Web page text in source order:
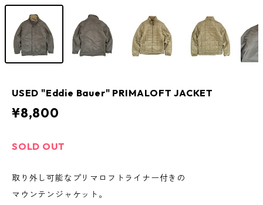
USED "Eddie Bauer" PRIMALOFT JACKET
¥8,800
SOLD OUT
取り外し可能なプリマロフトライナー付きの
マウンテンジャケット。